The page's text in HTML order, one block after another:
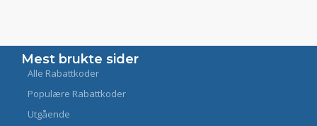
Mest brukte sider
Alle Rabattkoder
Populære Rabattkoder
Utgående